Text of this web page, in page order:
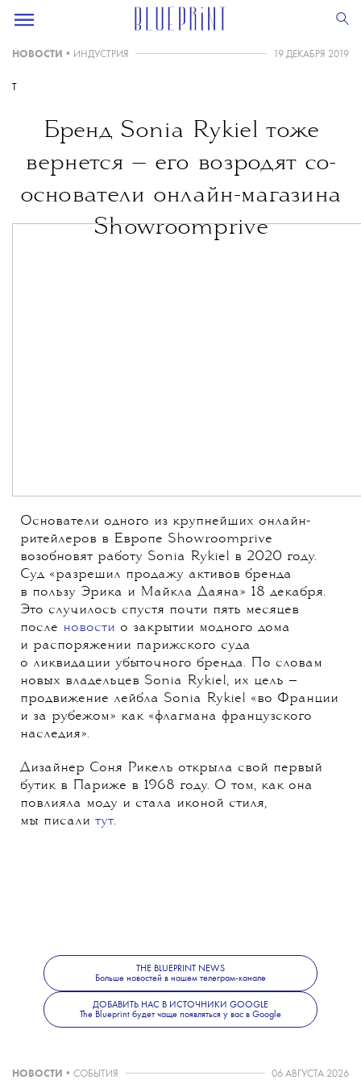
НОВОСТИ • ИНДУСТРИЯ 19 ДЕКАБРЯ 2019
T
Бренд Sonia Rykiel тоже
вернется — его возродят со-
основатели онлайн-магазина
Showroomprive
Основатели одного из крупнейших онлайн-
ритейлеров в Европе Showroomprive
возобновят работу Sonia Rykiel в 2020 году.
Суд «разрешил продажу активов бренда
в пользу Эрика и Майкла Даяна» 18 декабря.
Это случилось спустя почти пять месяцев
после новости о закрытии модного дома
и распоряжении парижского суда
о ликвидации убыточного бренда. По словам
новых владельцев Sonia Rykiel, их цель —
продвижение лейбла Sonia Rykiel «во Франции
и за рубежом» как «флагмана французского
наследия».
Дизайнер Соня Рикель открыла свой первый
бутик в Париже в 1968 году. О том, как она
повлияла моду и стала иконой стиля,
мы писали тут.
THE BLUEPRINT NEWS
Больше новостей в нашем телеграм-канале
ДОБАВИТЬ НАС В ИСТОЧНИКИ GOOGLE
The Blueprint будет чаще появляться у вас в Google
НОВОСТИ • СОБЫТИЯ 06 АВГУСТА 2026